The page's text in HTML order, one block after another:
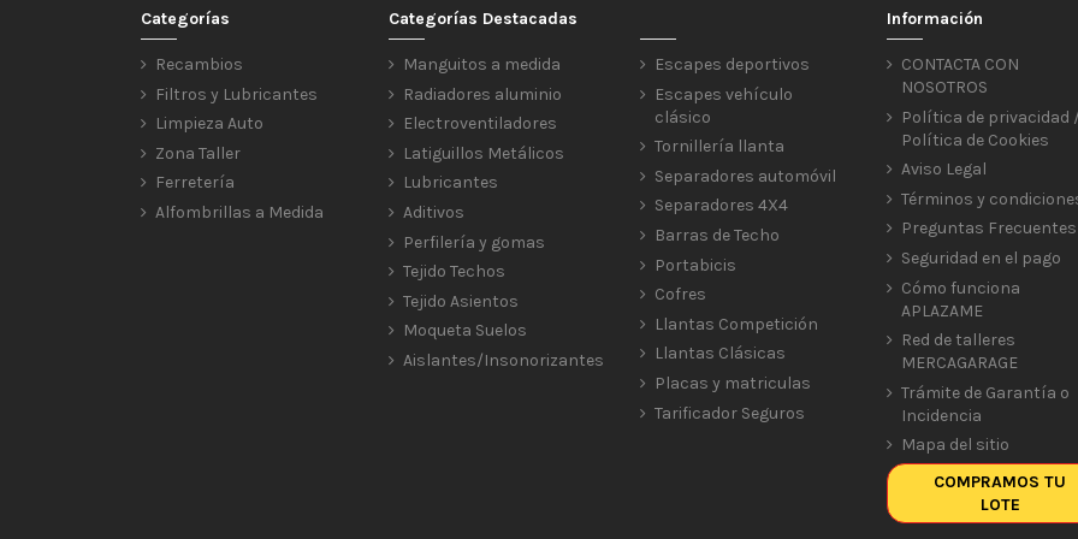
Categorías
Recambios
Filtros y Lubricantes
Limpieza Auto
Zona Taller
Ferretería
Alfombrillas a Medida
Categorías Destacadas
Manguitos a medida
Radiadores aluminio
Electroventiladores
Latiguillos Metálicos
Lubricantes
Aditivos
Perfilería y gomas
Tejido Techos
Tejido Asientos
Moqueta Suelos
Aislantes/Insonorizantes
Escapes deportivos
Escapes vehículo
clásico
Tornillería llanta
Separadores automóvil
Separadores 4X4
Barras de Techo
Portabicis
Cofres
Llantas Competición
Llantas Clásicas
Placas y matriculas
Tarificador Seguros
Información
CONTACTA CON
NOSOTROS
Política de privacidad
Política de Cookies
Aviso Legal
Términos y
Preguntas Frecuentes
Seguridad en el pago
Cómo funciona
APLAZAME
Red de talleres
MERCAGARAGE
Trámite de Garantía o
Incidencia
Mapa del sitio
COMPRAMOS TU
LOTE